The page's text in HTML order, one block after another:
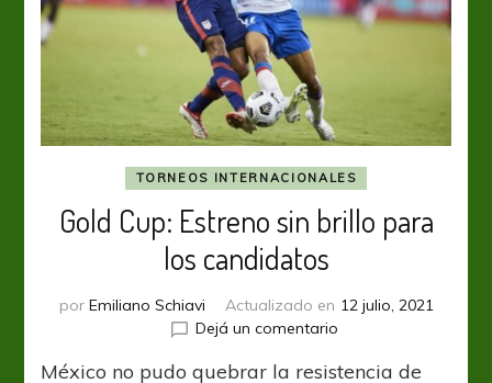
TORNEOS INTERNACIONALES
Gold Cup: Estreno sin brillo para
los candidatos
por Emiliano Schiavi Actualizado en 12 julio, 2021
Dejá un comentarioen
Cup:
México no pudo quebrar la resistencia de